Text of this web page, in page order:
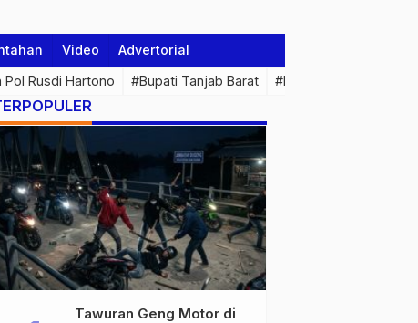
Video Advertorial
Pol Rusdi Hartono #Bupati Tanjab Barat #Pemprov Jambi
Tawuran Geng Motor di